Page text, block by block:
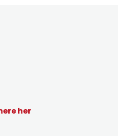
her